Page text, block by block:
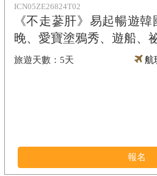
ICN05ZE26824T02
《不走蔘肝》易起暢遊
晚、愛寶塗鴉秀、遊船、
5天 航
報名